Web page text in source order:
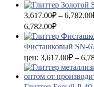
3,617.00₽ – 6,782.00
6,782.00₽
Фисташковый SN-
цен: 3,617.00₽ –